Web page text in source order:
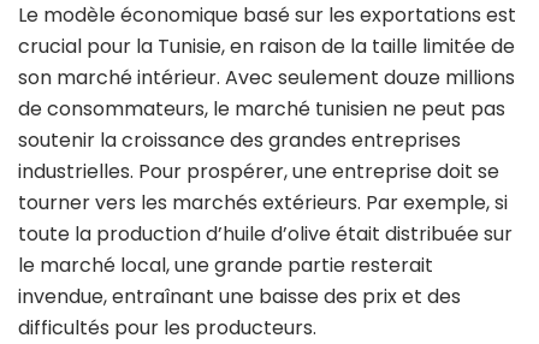
Le modèle économique basé sur les exportations est
crucial pour la Tunisie, en raison de la taille limitée de
son marché intérieur. Avec seulement douze millions
de consommateurs, le marché tunisien ne peut pas
soutenir la croissance des grandes entreprises
industrielles. Pour prospérer, une entreprise doit se
tourner vers les marchés extérieurs. Par exemple, si
toute la production d’huile d’olive était distribuée sur
le marché local, une grande partie resterait
invendue, entraînant une baisse des prix et des
difficultés pour les producteurs.